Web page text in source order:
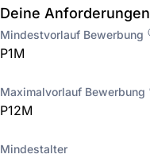
Deine Anforderungen
Mindestvorlauf Bewerbung
P1M
Maximalvorlauf Bewerbung
P12M
Mindestalter